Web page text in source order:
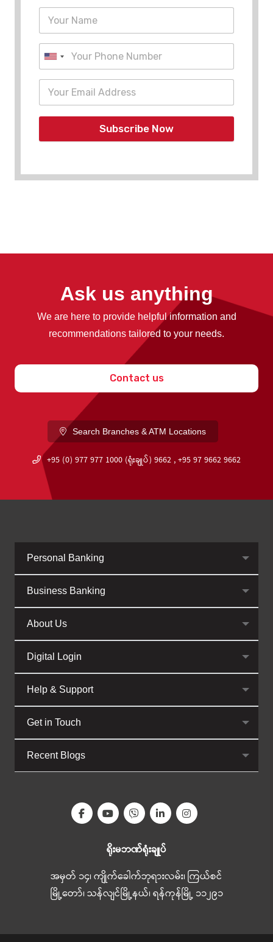
Subscribe Now
Ask us anything
We are here to provide helpful information and
recommendations tailored to your needs.
Contact us
Search Branches & ATM Locations
+95 (0) 977 977 1000 (ရုံးချုပ်) 9662 , +95 97 9662 9662
Personal Banking
Business Banking
About Us
Digital Login
Help & Support
Get in Touch
Recent Blogs
ရိုးမဘဏ်ရုံးချုပ်
အမှတ် ၁၄၊ ကျိုက်ခေါက်ဘုရားလမ်း၊ ကြယ်စင်
မြို့တော်၊ သန်လျင်မြို့နယ်၊ ရန်ကုန်မြို့ ၁၁၂၉၁